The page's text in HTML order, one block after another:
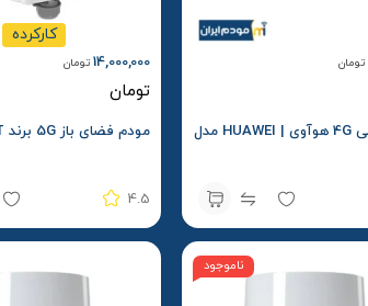
تومان
مودم جیبی 4G هوآوی | HUAWEI مدل
کارکرده
14,000,000 تومان
تومان
مودم فضای باز 5G برند ZLT مدل X10
4.5
ناموجود